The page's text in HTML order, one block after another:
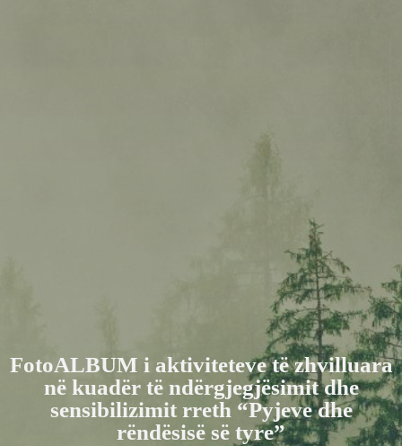
FotoALBUM i aktiviteteve të zhvilluara
në kuadër të ndërgjegjësimit dhe
sensibilizimit rreth “Pyjeve dhe
rëndësisë së tyre”